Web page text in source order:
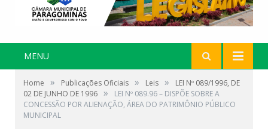
MENU
Home » Publicações Oficiais » Leis »
LEI Nº 089/1996, DE
02 DE JUNHO DE 1996 »
LEI Nº 089.96 – DISPÕE SOBRE A
CONCESSÃO POR ALIENAÇÃO, ÁREA DO PATRIMÔNIO PÚBLICO
MUNICIPAL